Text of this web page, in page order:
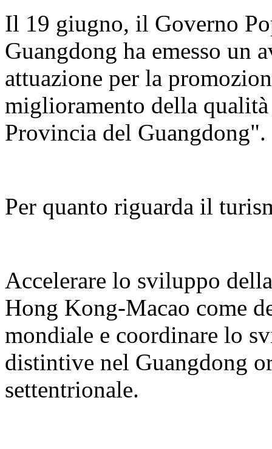
Il 19 giugno, il Governo
Guangdong ha emesso un
attuazione per la
miglioramento della
Provincia del Guangdong".
Per quanto riguarda il
Accelerare lo sviluppo
Hong Kong-Macao come
mondiale e coordinare lo
distintive nel Guangdong
settentrionale.